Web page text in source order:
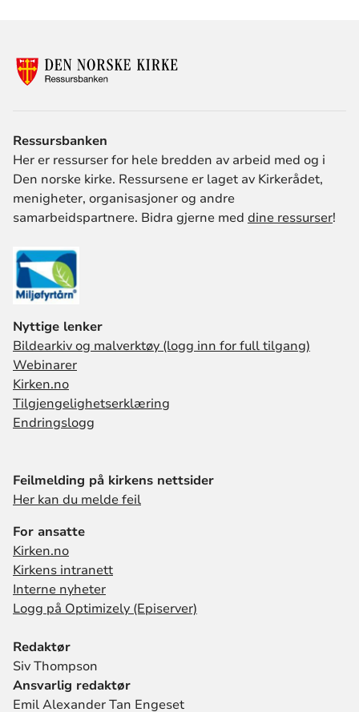
Ressursbanken
Her er ressurser for hele bredden av arbeid med og i
Den norske kirke. Ressursene er laget av Kirkerådet,
menigheter, organisasjoner og andre
samarbeidspartnere. Bidra gjerne med dine ressurser!
Nyttige lenker
Bildearkiv og malverktøy (logg inn for full tilgang)
Webinarer
Kirken.no
Tilgjengelighetserklæring
Endringslogg
Feilmelding på kirkens nettsider
Her kan du melde feil
For ansatte
Kirken.no
Kirkens intranett
Interne nyheter
Logg på Optimizely (Episerver)
Redaktør
Siv Thompson
Ansvarlig redaktør
Emil Alexander Tan Engeset